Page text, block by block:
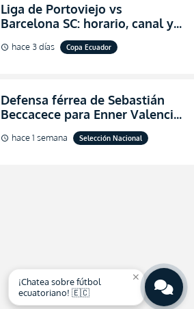
Liga de Portoviejo vs
Barcelona SC: horario, canal y
dónde ver EN VIVO los octavos
de final de la Copa Ecuador
schedule hace 3 días Copa Ecuador
Defensa férrea de Sebastián
Beccacece para Enner Valencia
al indicar que era el hombre
indicado para Ecuador
schedule hace 1 semana Selección Nacional
close
¡Chatea sobre fútbol
ecuatoriano! 🇪🇨